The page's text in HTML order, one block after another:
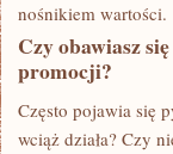
nośnikiem wartości.
Czy obawiasz
promocji?
Często pojawia się
wciąż działa? Czy